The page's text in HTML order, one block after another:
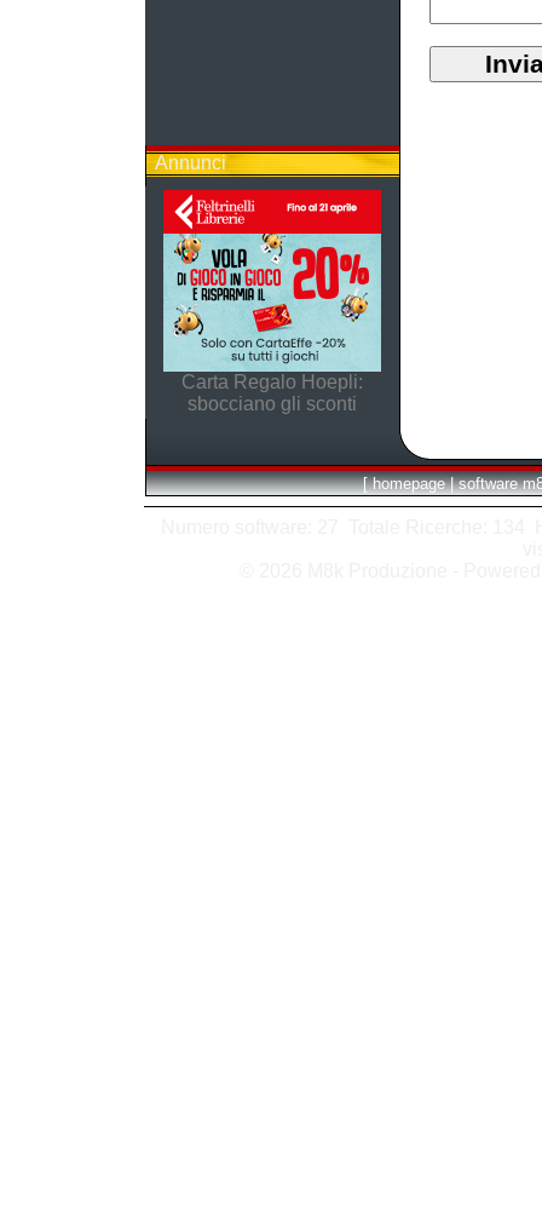
Annunci
Carta Regalo Hoepli:
sbocciano gli sconti
[ homepage | software